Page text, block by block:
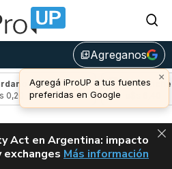
library_addAgreganos
×
Agregá iProUP a tus fuentes
preferidas en Google
(-2,66%)
Avalanche
u$s 6,40
ALERTA
Act en Argentina: impacto
CLARITY ACT EN
Más información